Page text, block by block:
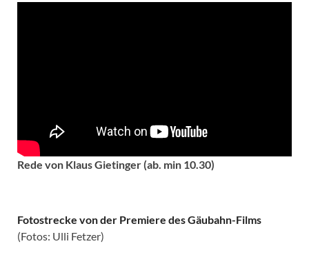
Rede von Klaus Gietinger (ab. min 10.30)
Fotostrecke von der Premiere des Gäubahn-Films
(Fotos: Ulli Fetzer)